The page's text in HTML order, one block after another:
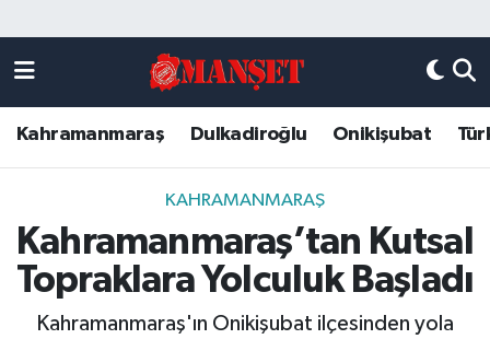
Kahramanmaraş Dulkadiroğlu Onikişubat
KAHRAMANMARAŞ
Kahramanmaraş’tan Kutsal
Topraklara Yolculuk Başladı
Kahramanmaraş'ın Onikişubat ilçesinden yola
DULKADİROĞLU
KAHRAMANMARAŞ
ONİKİŞUBAT
Kahramanmaraş Nöbetçi Eczaneler
Kahramanmaraş Hava Durumu
Kahramanmaraş Trafik Yoğunluk Haritası
Süper Lig Puan Durumu ve Fikstür